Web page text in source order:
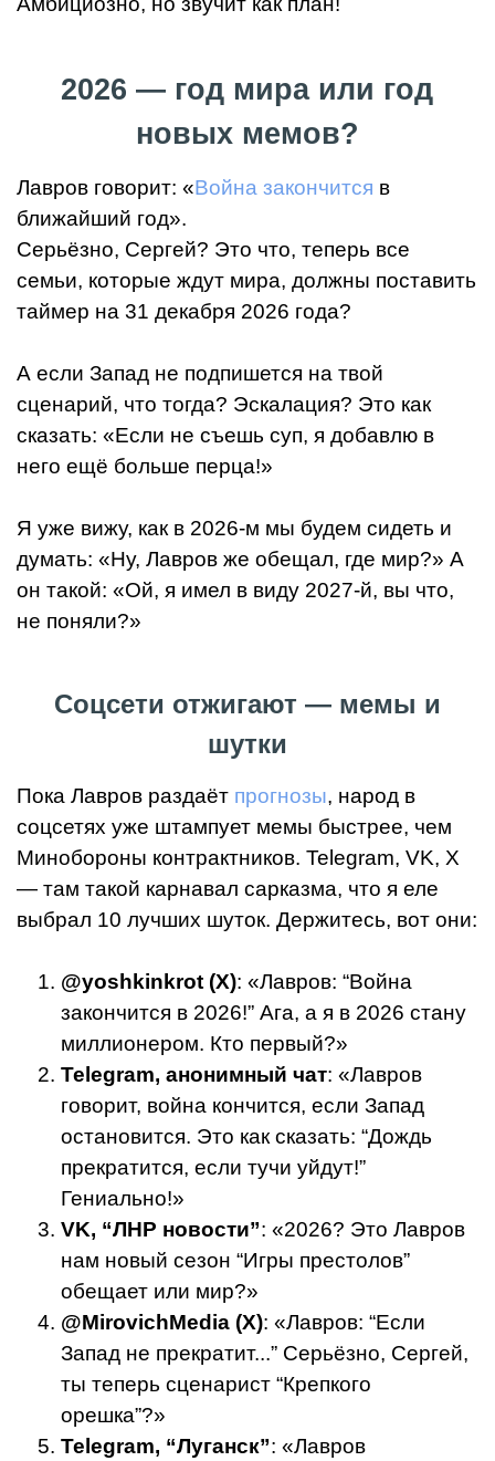
2026 — год мира или год
новых мемов?
Лавров говорит: «Война закончится в
ближайший год».
Серьёзно, Сергей? Это что, теперь все
семьи, которые ждут мира, должны поставить
таймер на 31 декабря 2026 года?
А если Запад не подпишется на твой
сценарий, что тогда? Эскалация? Это как
сказать: «Если не съешь суп, я добавлю в
него ещё больше перца!»
Я уже вижу, как в 2026-м мы будем сидеть и
думать: «Ну, Лавров же обещал, где мир?» А
он такой: «Ой, я имел в виду 2027-й, вы что,
не поняли?»
Соцсети отжигают — мемы и
шутки
Пока Лавров раздаёт прогнозы, народ в
соцсетях уже штампует мемы быстрее, чем
Минобороны контрактников. Telegram, VK, X
— там такой карнавал сарказма, что я еле
выбрал 10 лучших шуток. Держитесь, вот они:
@yoshkinkrot (X): «Лавров: “Война
закончится в 2026!” Ага, а я в 2026 стану
миллионером. Кто первый?»
Telegram, анонимный чат: «Лавров
говорит, война кончится, если Запад
остановится. Это как сказать: “Дождь
прекратится, если тучи уйдут!”
Гениально!»
VK, “ЛНР новости”: «2026? Это Лавров
нам новый сезон “Игры престолов”
обещает или мир?»
@MirovichMedia (X): «Лавров: “Если
Запад не прекратит...” Серьёзно, Сергей,
ты теперь сценарист “Крепкого
орешка”?»
Telegram, “Луганск”: «Лавров